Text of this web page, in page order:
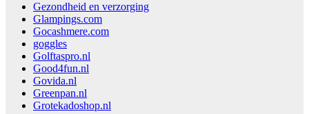
Gezondheid en verzorging
Glampings.com
Gocashmere.com
goggles
Golftaspro.nl
Good4fun.nl
Govida.nl
Greenpan.nl
Grotekadoshop.nl